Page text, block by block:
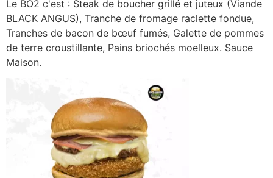
Le BO2 c'est : Steak de boucher grillé et juteux (Viande
BLACK ANGUS), Tranche de fromage raclette fondue,
Tranches de bacon de bœuf fumés, Galette de pommes
de terre croustillante, Pains briochés moelleux. Sauce
Maison.